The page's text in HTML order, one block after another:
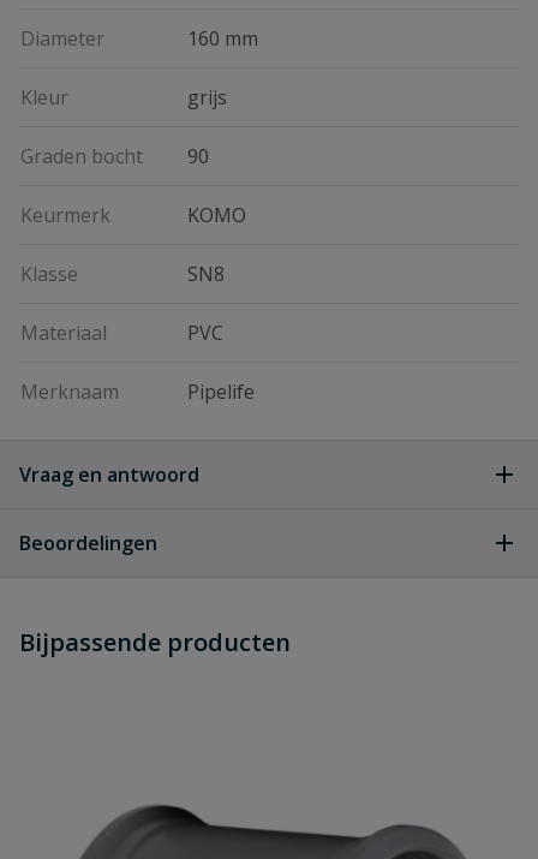
Diameter 160 mm
Kleur grijs
Graden bocht 90
Keurmerk KOMO
Klasse SN8
Materiaal PVC
Merknaam Pipelife
Vraag en antwoord
dit product?
Beoordelingen
Schrijf zelf een beoordeling
Bijpassende producten